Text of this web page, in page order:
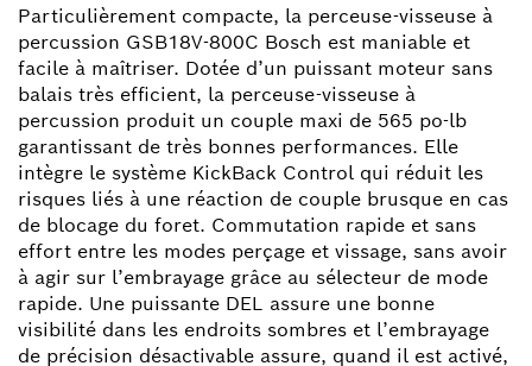
Particulièrement compacte, la perceuse-visseuse à
percussion GSB18V-800C Bosch est maniable et
facile à maîtriser. Dotée d’un puissant moteur sans
balais très efficient, la perceuse-visseuse à
percussion produit un couple maxi de 565 po-lb
garantissant de très bonnes performances. Elle
intègre le système KickBack Control qui réduit les
risques liés à une réaction de couple brusque en cas
de blocage du foret. Commutation rapide et sans
effort entre les modes perçage et vissage, sans avoir
à agir sur l’embrayage grâce au sélecteur de mode
rapide. Une puissante DEL assure une bonne
visibilité dans les endroits sombres et l’embrayage
de précision désactivable assure, quand il est activé,